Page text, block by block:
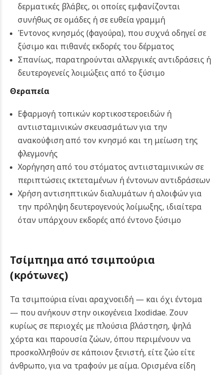
δερματικές βλάβες, οι οποίες εμφανίζονται
συνήθως σε ομάδες ή σε ευθεία γραμμή
Έντονος κνησμός (φαγούρα), που συχνά οδηγεί σε
ξύσιμο και πιθανές εκδορές του δέρματος
Σπανίως, παρατηρούνται αλλεργικές αντιδράσεις ή
δευτερογενείς λοιμώξεις από το ξύσιμο
Θεραπεία
Εφαρμογή τοπικών κορτικοστεροειδών ή
αντιισταμινικών σκευασμάτων για την
ανακούφιση από τον κνησμό και τη μείωση της
φλεγμονής
Χορήγηση από του στόματος αντιισταμινικών σε
περιπτώσεις εκτεταμένων ή έντονων αντιδράσεων
Χρήση αντισηπτικών διαλυμάτων ή αλοιφών για
την πρόληψη δευτερογενούς λοίμωξης, ιδιαίτερα
όταν υπάρχουν εκδορές από έντονο ξύσιμο
Τσίμπημα από τσιμπούρια
(κρότωνες)
Τα τσιμπούρια είναι αραχνοειδή — και όχι έντομα
— που ανήκουν στην οικογένεια Ixodidae. Ζουν
κυρίως σε περιοχές με πλούσια βλάστηση, ψηλά
χόρτα και παρουσία ζώων, όπου περιμένουν να
προσκολληθούν σε κάποιον ξενιστή, είτε ζώο είτε
άνθρωπο, για να τραφούν με αίμα. Ορισμένα είδη